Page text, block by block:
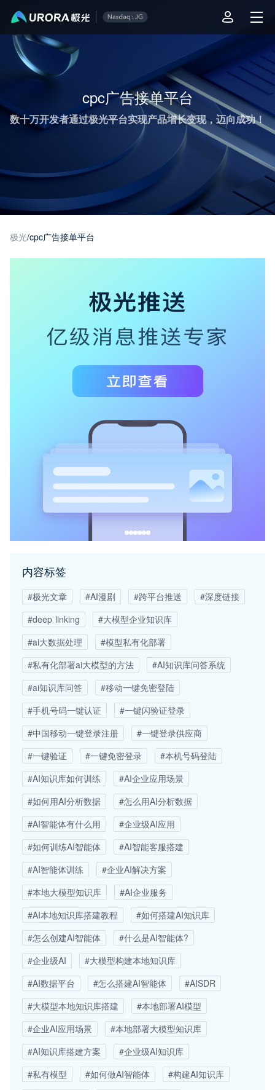
cpc广告接单平台
数十万开发者通过极光平台实现产品增长变现，迈向成功！
极光/cpc广告接单平台
内容标签
#极光文章 #AI漫剧 #跨平台推送
#深度链接
#deep linking
#大模型企业知识库
#ai大数据处理
#模型私有化部署
#私有化部署ai大模型的方法
#AI知识库问答系统
#ai知识库问答
#移动一键免密登陆
#手机号码一键认证
#一键闪验证登录
#中国移动一键登录注册
#一键登录供应商
#一键验证
#一键免密登录
#本机号码登陆
#AI知识库如何训练
#AI企业应用场景
#如何用AI分析数据
#怎么用AI分析数据
#AI智能体有什么用
#企业级AI应用
#如何训练AI智能体
#AI智能客服搭建
#AI智能体训练
#企业AI解决方案
#本地大模型知识库
#AI企业服务
#AI本地知识库搭建教程
#如何搭建AI知识库
#怎么创建AI智能体
#什么是AI智能体?
#企业级AI
#大模型构建本地知识库
#AI数据平台
#怎么搭建AI智能体
#AISDR
#大模型本地知识库搭建
#本地部署AI模型
#企业AI应用场景
#本地部署大模型知识库
#AI知识库搭建方案
#企业级AI知识库
#私有模型
#如何做AI智能体
#构建AI知识库